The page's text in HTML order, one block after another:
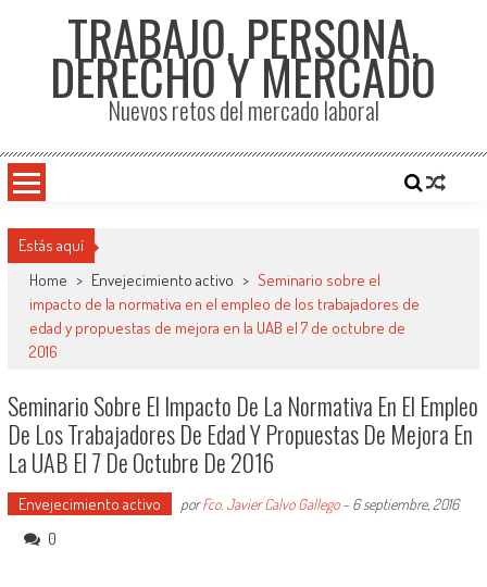
TRABAJO, PERSONA,
DERECHO Y MERCADO
Nuevos retos del mercado laboral
Estás aquí
Home > Envejecimiento activo > Seminario sobre el
impacto de la normativa en el empleo de los trabajadores de
edad y propuestas de mejora en la UAB el 7 de octubre de
2016
Seminario Sobre El Impacto De La Normativa En El Empleo
De Los Trabajadores De Edad Y Propuestas De Mejora En
La UAB El 7 De Octubre De 2016
Envejecimiento activo porFco. Javier Calvo Gallego- 6 septiembre, 2016
0